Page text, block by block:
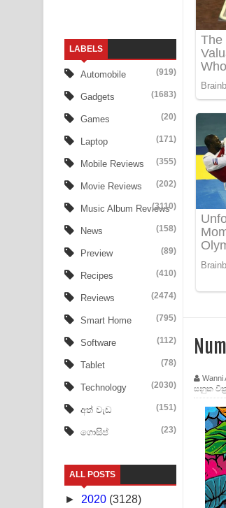
Benthara Palame Song
Sanda Babalena Song
Adare Wadi Nisa Song
UNUHUMA Song Lyrics
Katakara Song Lyrics -
Tharu Yaye Dilena Song
Ow Man Sosa Song
Heavy Weight Song Lyrics
Ala purannata Song
FEVER DREAM Lyrics -
BTS : Hooligan Lyrics
Apa Hamuwee Song
PATHINIYE Song Lyrics
Sorry Sir Song Lyrics -
Mathaka Aluthin Liyanna
Sandak Awith Song
LABELS
Automobile (919)
Gadgets (1683)
Games (20)
Laptop (171)
Mobile Reviews (355)
Movie Reviews (202)
Music Album Reviews
(3110)
News (158)
Preview (89)
Recipes (410)
Reviews (2474)
Smart Home (795)
Software (112)
Tablet (78)
Technology (2030)
අත් වැඩ (151)
ගොසිප් (23)
ALL POSTS
► 2020 (3128)
Wanni
සනුක